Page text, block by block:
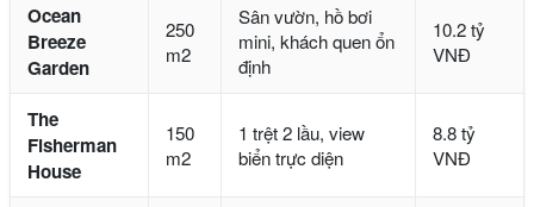
Ocean
Breeze
Garden
250
m2
Sân vườn, hồ bơi
mini, khách quen ổn
định
10.2 tỷ
VNĐ
The
Fisherman
House
150
m2
1 trệt 2 lầu, view
biển trực diện
8.8 tỷ
VNĐ